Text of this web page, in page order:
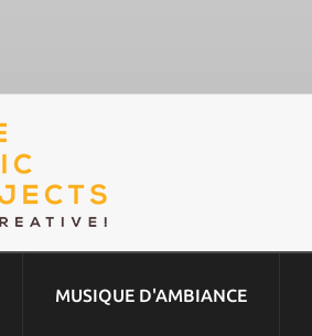
MUSIQUE D'AMBIANCE